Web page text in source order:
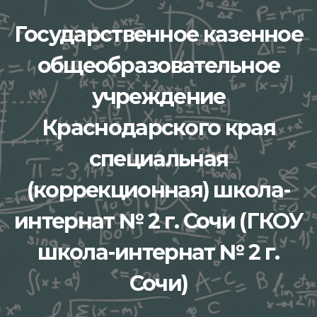
Перейти
к
содержимому
Государственное казенное
общеобразовательное
учреждение
Краснодарского края
специальная
(коррекционная) школа-
интернат № 2 г. Сочи (ГКОУ
школа-интернат № 2 г.
Сочи)